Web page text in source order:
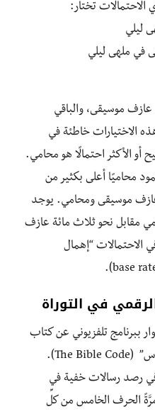
تختار:
موسيقى، والباقي
الاختيارات خاطئة في
أو الأكثر احتمالًا هو محامي.
محاميًا أعلى بكثير من
موسيقى ومحامي. يوجد
مقابل نحو ثلاث مائة عازف
الاحتمالات “إهمال
في التوراة
ببرنامج تلفزيوني عن كتاب
شهير اسمه “شيفرة الكتاب المقدس” (The Bible Code).
رصد رسالات خفية في
الحرف الخامس من كلِّ